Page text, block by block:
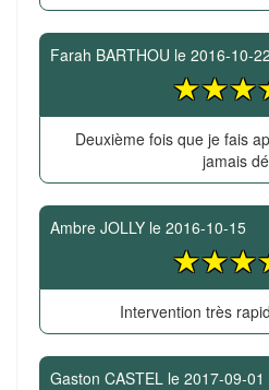
Farah BARTHOU le 2016-10-22
Deuxième fois que je fais
jamais
Ambre JOLLY le 2016-10-15
Intervention très
Gaston CASTEL le 2017-09-01